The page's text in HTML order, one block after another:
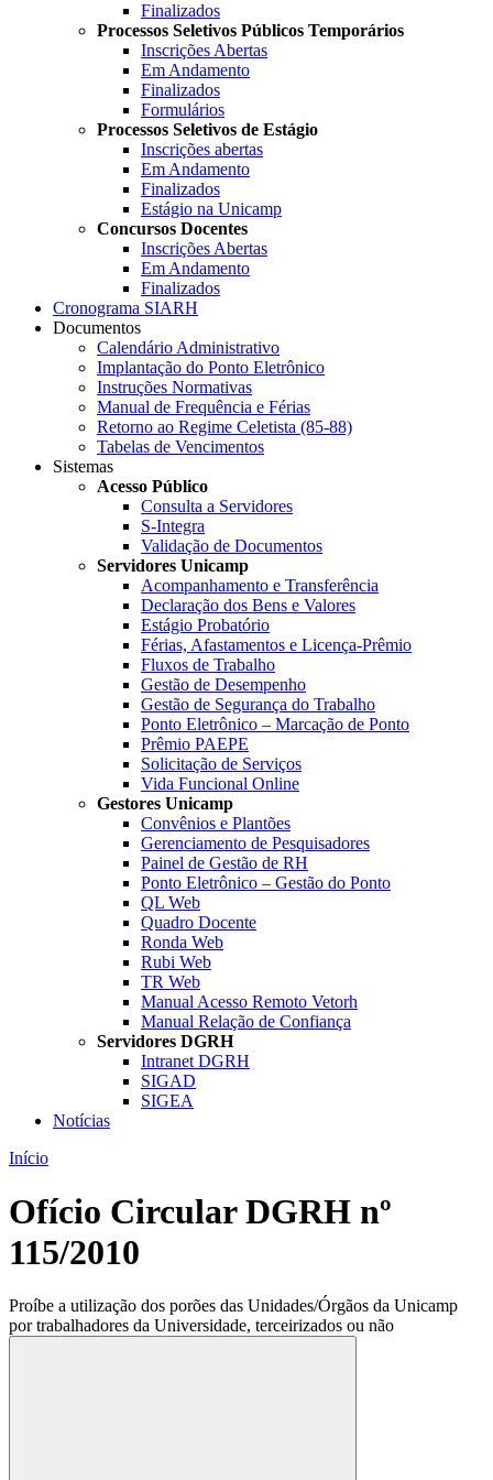
Finalizados
Processos Seletivos Públicos Temporários
Inscrições Abertas
Em Andamento
Finalizados
Formulários
Processos Seletivos de Estágio
Inscrições abertas
Em Andamento
Finalizados
Estágio na Unicamp
Concursos Docentes
Inscrições Abertas
Em Andamento
Finalizados
Cronograma SIARH
Documentos
Calendário Administrativo
Implantação do Ponto Eletrônico
Instruções Normativas
Manual de Frequência e Férias
Retorno ao Regime Celetista (85-88)
Tabelas de Vencimentos
Sistemas
Acesso Público
Consulta a Servidores
S-Integra
Validação de Documentos
Servidores Unicamp
Acompanhamento e Transferência
Declaração dos Bens e Valores
Estágio Probatório
Férias, Afastamentos e Licença-Prêmio
Fluxos de Trabalho
Gestão de Desempenho
Gestão de Segurança do Trabalho
Ponto Eletrônico – Marcação de Ponto
Prêmio PAEPE
Solicitação de Serviços
Vida Funcional Online
Gestores Unicamp
Convênios e Plantões
Gerenciamento de Pesquisadores
Painel de Gestão de RH
Ponto Eletrônico – Gestão do Ponto
QL Web
Quadro Docente
Ronda Web
Rubi Web
TR Web
Manual Acesso Remoto Vetorh
Manual Relação de Confiança
Servidores DGRH
Intranet DGRH
SIGAD
SIGEA
Notícias
Início
Ofício Circular DGRH nº
115/2010
Proíbe a utilização dos porões das Unidades/Órgãos da Unicamp
por trabalhadores da Universidade, terceirizados ou não